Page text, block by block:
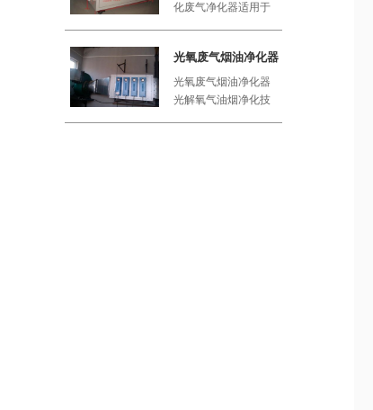
化废气净化器适用于
光氧废气烟油净化器
光氧废气烟油净化器
光解氧气油烟净化技